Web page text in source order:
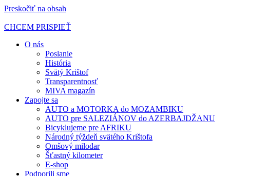
Preskočiť na obsah
CHCEM PRISPIEŤ
O nás
Poslanie
História
Svätý Krištof
Transparentnosť
MIVA magazín
Zapojte sa
AUTO a MOTORKA do MOZAMBIKU
AUTO pre SALEZIÁNOV do AZERBAJDŽANU
Bicyklujeme pre AFRIKU
Národný týždeň svätého Krištofa
Omšový milodar
Šťastný kilometer
E-shop
Podporili sme